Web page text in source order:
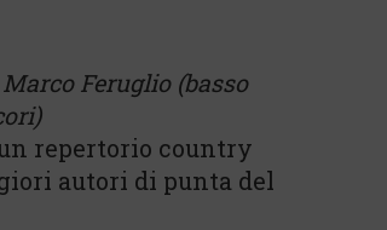
Feruglio (basso
repertorio country
autori di punta del